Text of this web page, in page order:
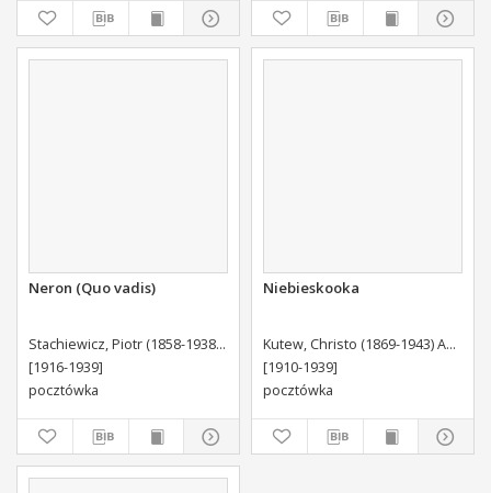
Towarzystwa (1906-1936) w
gmachu Przysposobienia
Wojskowego i Wychowania
Fizycznego im.Marszałka
Neron (Quo vadis)
Stachiewicz, Piotr (1858-1938) Autor wzoru
[1916-1939]
pocztówka
Niebieskooka
Kutew, Christo (1869-1943) Autor wzoru
[1910-1939]
pocztówka